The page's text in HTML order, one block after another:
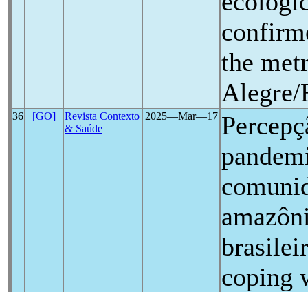
the
Alegre/
36 [GO]
Revista Contexto
& Saúde
2025―Mar―17
coping